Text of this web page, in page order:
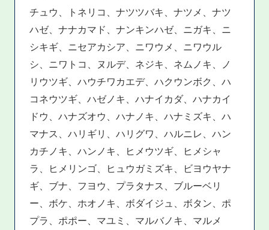
チュウ、トネリコ、ナツツバキ、ナツメ、ナツ
ハゼ、ナナカマド、ナンキンハゼ、ニガキ、ニ
シキギ、ニセアカシア、ニワウメ、ニワウル
シ、ニワトコ、ヌルデ、ネジキ、ネムノキ、ノ
リウツギ、ハウチワカエデ、ハクウンボク、ハ
コネウツギ、ハゼノキ、ハナイカダ、ハナカイ
ドウ、ハナズオウ、ハナノキ、ハナミズキ、ハ
マナス、ハリギリ、ハリグワ、ハルニレ、ハン
カチノキ、ハンノキ、ヒメウツギ、ヒメシャ
ラ、ヒメリンゴ、ヒュウガミズキ、ビヨウヤナ
ギ、ブナ、フヨウ、プラタナス、ブルーベリ
ー、ボケ、ホオノキ、ボダイジュ、ボタン、ポ
プラ、ポポー、マユミ、マルバノキ、マルメ